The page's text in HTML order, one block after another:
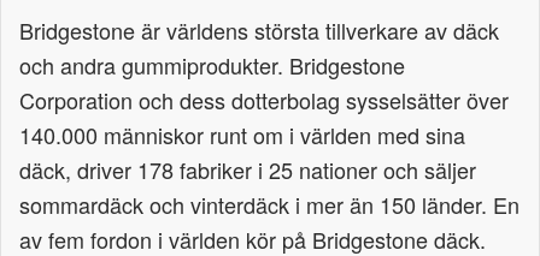
Bridgestone är världens största tillverkare av däck
och andra gummiprodukter. Bridgestone
Corporation och dess dotterbolag sysselsätter över
140.000 människor runt om i världen med sina
däck, driver 178 fabriker i 25 nationer och säljer
sommardäck och vinterdäck i mer än 150 länder. En
av fem fordon i världen kör på Bridgestone däck.